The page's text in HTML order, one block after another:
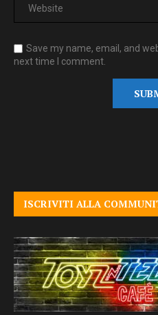
Save my name, email, and
next time I comment.
ISCRIVITI ALLA